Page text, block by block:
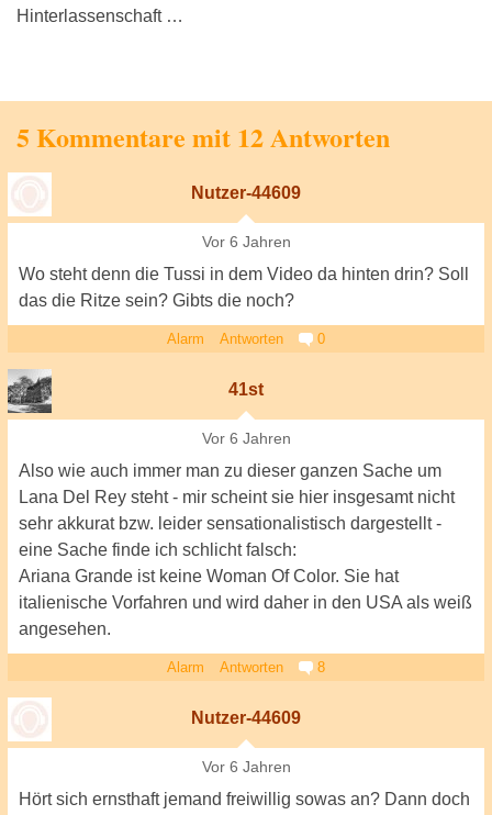
Hinterlassenschaft …
5 Kommentare mit 12 Antworten
Nutzer-44609
Vor 6 Jahren
Wo steht denn die Tussi in dem Video da hinten drin? Soll
das die Ritze sein? Gibts die noch?
Alarm Antworten 0
41st
Vor 6 Jahren
Also wie auch immer man zu dieser ganzen Sache um
Lana Del Rey steht - mir scheint sie hier insgesamt nicht
sehr akkurat bzw. leider sensationalistisch dargestellt -
eine Sache finde ich schlicht falsch:
Ariana Grande ist keine Woman Of Color. Sie hat
italienische Vorfahren und wird daher in den USA als weiß
angesehen.
Alarm Antworten 8
Nutzer-44609
Vor 6 Jahren
Hört sich ernsthaft jemand freiwillig sowas an? Dann doch